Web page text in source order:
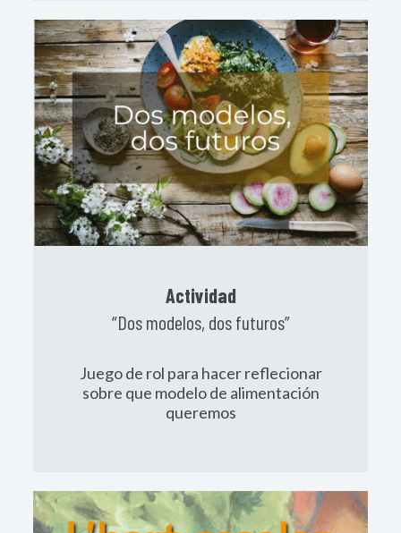
Actividad
“Dos modelos, dos futuros”
Juego de rol para hacer reflecionar
sobre que modelo de alimentación
queremos